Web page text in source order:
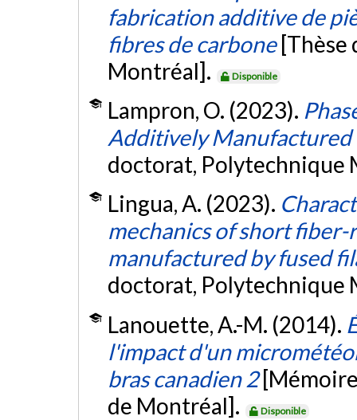
fabrication additive de
fibres de carbone [Thèse
Montréal].
Disponible
Lampron, O. (2023).
Additively
doctorat, Polytechnique
Lingua, A. (2023).
mechanics of short
manufactured by fused
doctorat, Polytechnique
Lanouette, A.-M. (2014).
l'impact d'un
bras canadien 2
de Montréal].
Disponible